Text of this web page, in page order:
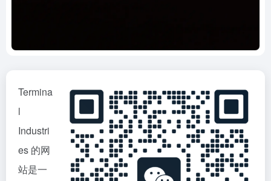
Termina
l
Industri
es 的网
站是一